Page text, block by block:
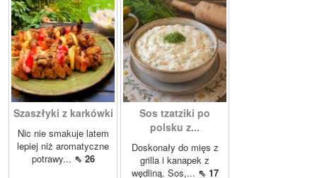
Szaszłyki z karkówki
Nic nie smakuje latem
lepiej niż aromatyczne
potrawy... ⇖ 26
Sos tzatziki po
polsku z...
Doskonały do mięs z
grilla i kanapek z
wędliną. Sos,... ⇖ 17